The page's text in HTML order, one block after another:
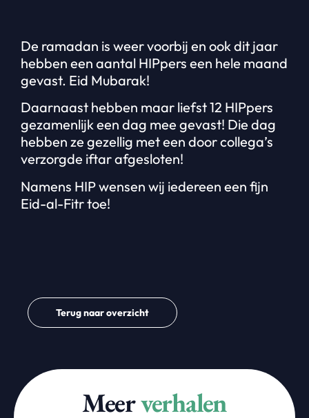
De ramadan is weer voorbij en ook dit jaar
hebben een aantal HIPpers een hele maand
gevast. Eid Mubarak!
Daarnaast hebben maar liefst 12 HIPpers
gezamenlijk een dag mee gevast! Die dag
hebben ze gezellig met een door collega’s
verzorgde iftar afgesloten!
Namens HIP wensen wij iedereen een fijn
Eid-al-Fitr toe!
Terug naar overzicht
Meerverhalen